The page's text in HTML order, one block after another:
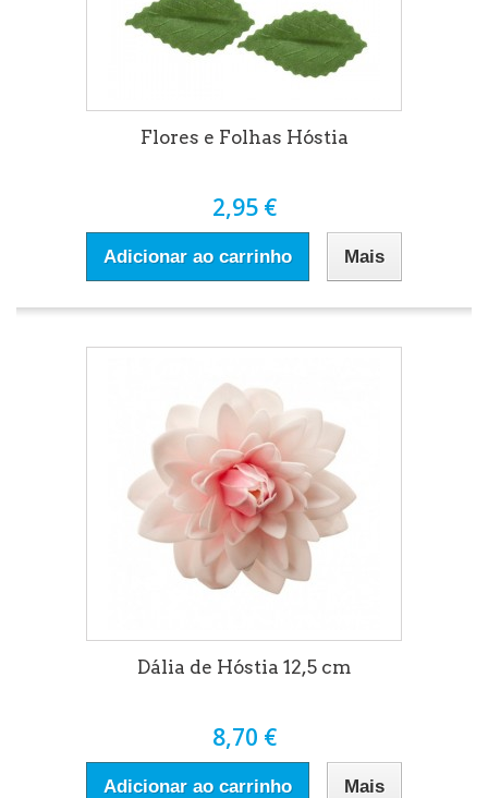
Flores e Folhas Hóstia
2,95 €
Adicionar ao carrinho Mais
Dália de Hóstia 12,5 cm
8,70 €
Adicionar ao carrinho Mais